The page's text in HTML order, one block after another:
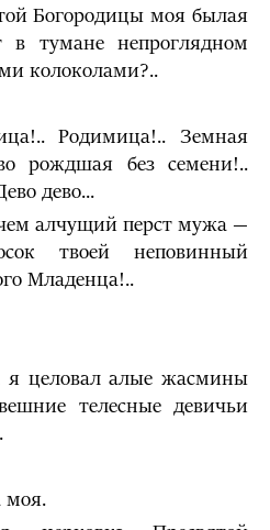
Богородицы моя былая
в тумане непроглядном
колоколами?..
Родимица!.. Земная
рождшая без семени!..
дево...
алчущий перст мужа —
твоей неповинный
Мла­денца!..
целовал алые жасмины
телесные девичьи
моя.